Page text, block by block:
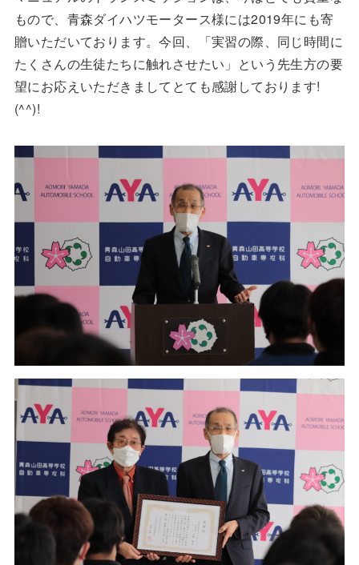
もので、青森ダイハツモータース様には2019年にも寄
贈いただいております。今回、「実習の際、同じ時間に
たくさんの生徒たちに触れさせたい」という先生方の要
望にお応えいただきましてとても感謝しております!
(^^)!